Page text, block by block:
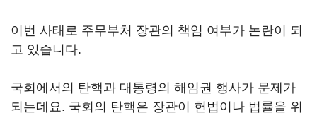
이번 사태로 주무부처 장관의 책임 여부가 논란이 되
고 있습니다.
국회에서의 탄핵과 대통령의 해임권 행사가 문제가
되는데요. 국회의 탄핵은 장관이 헌법이나 법률을 위